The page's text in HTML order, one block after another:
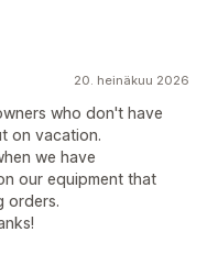
20. heinäkuu 2026
who don't have
on vacation.
we have
our equipment that
orders.